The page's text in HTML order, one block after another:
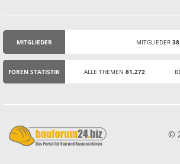
MITGLIEDER MITGLIEDER
FOREN STATISTIK ALLE THEMEN 81.272
©